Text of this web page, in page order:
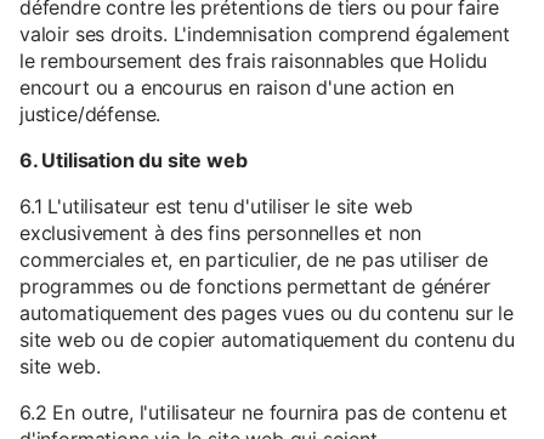
défendre contre les prétentions de tiers ou pour faire
valoir ses droits. L'indemnisation comprend également
le remboursement des frais raisonnables que Holidu
encourt ou a encourus en raison d'une action en
justice/défense.
6. Utilisation du site web
6.1 L'utilisateur est tenu d'utiliser le site web
exclusivement à des fins personnelles et non
commerciales et, en particulier, de ne pas utiliser de
programmes ou de fonctions permettant de générer
automatiquement des pages vues ou du contenu sur le
site web ou de copier automatiquement du contenu du
site web.
6.2 En outre, l'utilisateur ne fournira pas de contenu et